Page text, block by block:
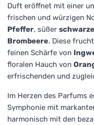
Duft eröffnet mit einer
frischen und würzigen
Pfeffer, süßer
Brombeere. Diese
feinen Schärfe von
floralen Hauch von
erfrischenden und
Im Herzen des Parfums
Symphonie mit
harmonisch mit den